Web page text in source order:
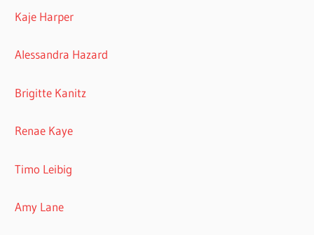
Kaje Harper
Alessandra Hazard
Brigitte Kanitz
Renae Kaye
Timo Leibig
Amy Lane